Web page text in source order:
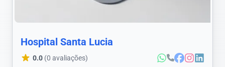
Hospital Santa Lucia
0.0 (0 avaliações)